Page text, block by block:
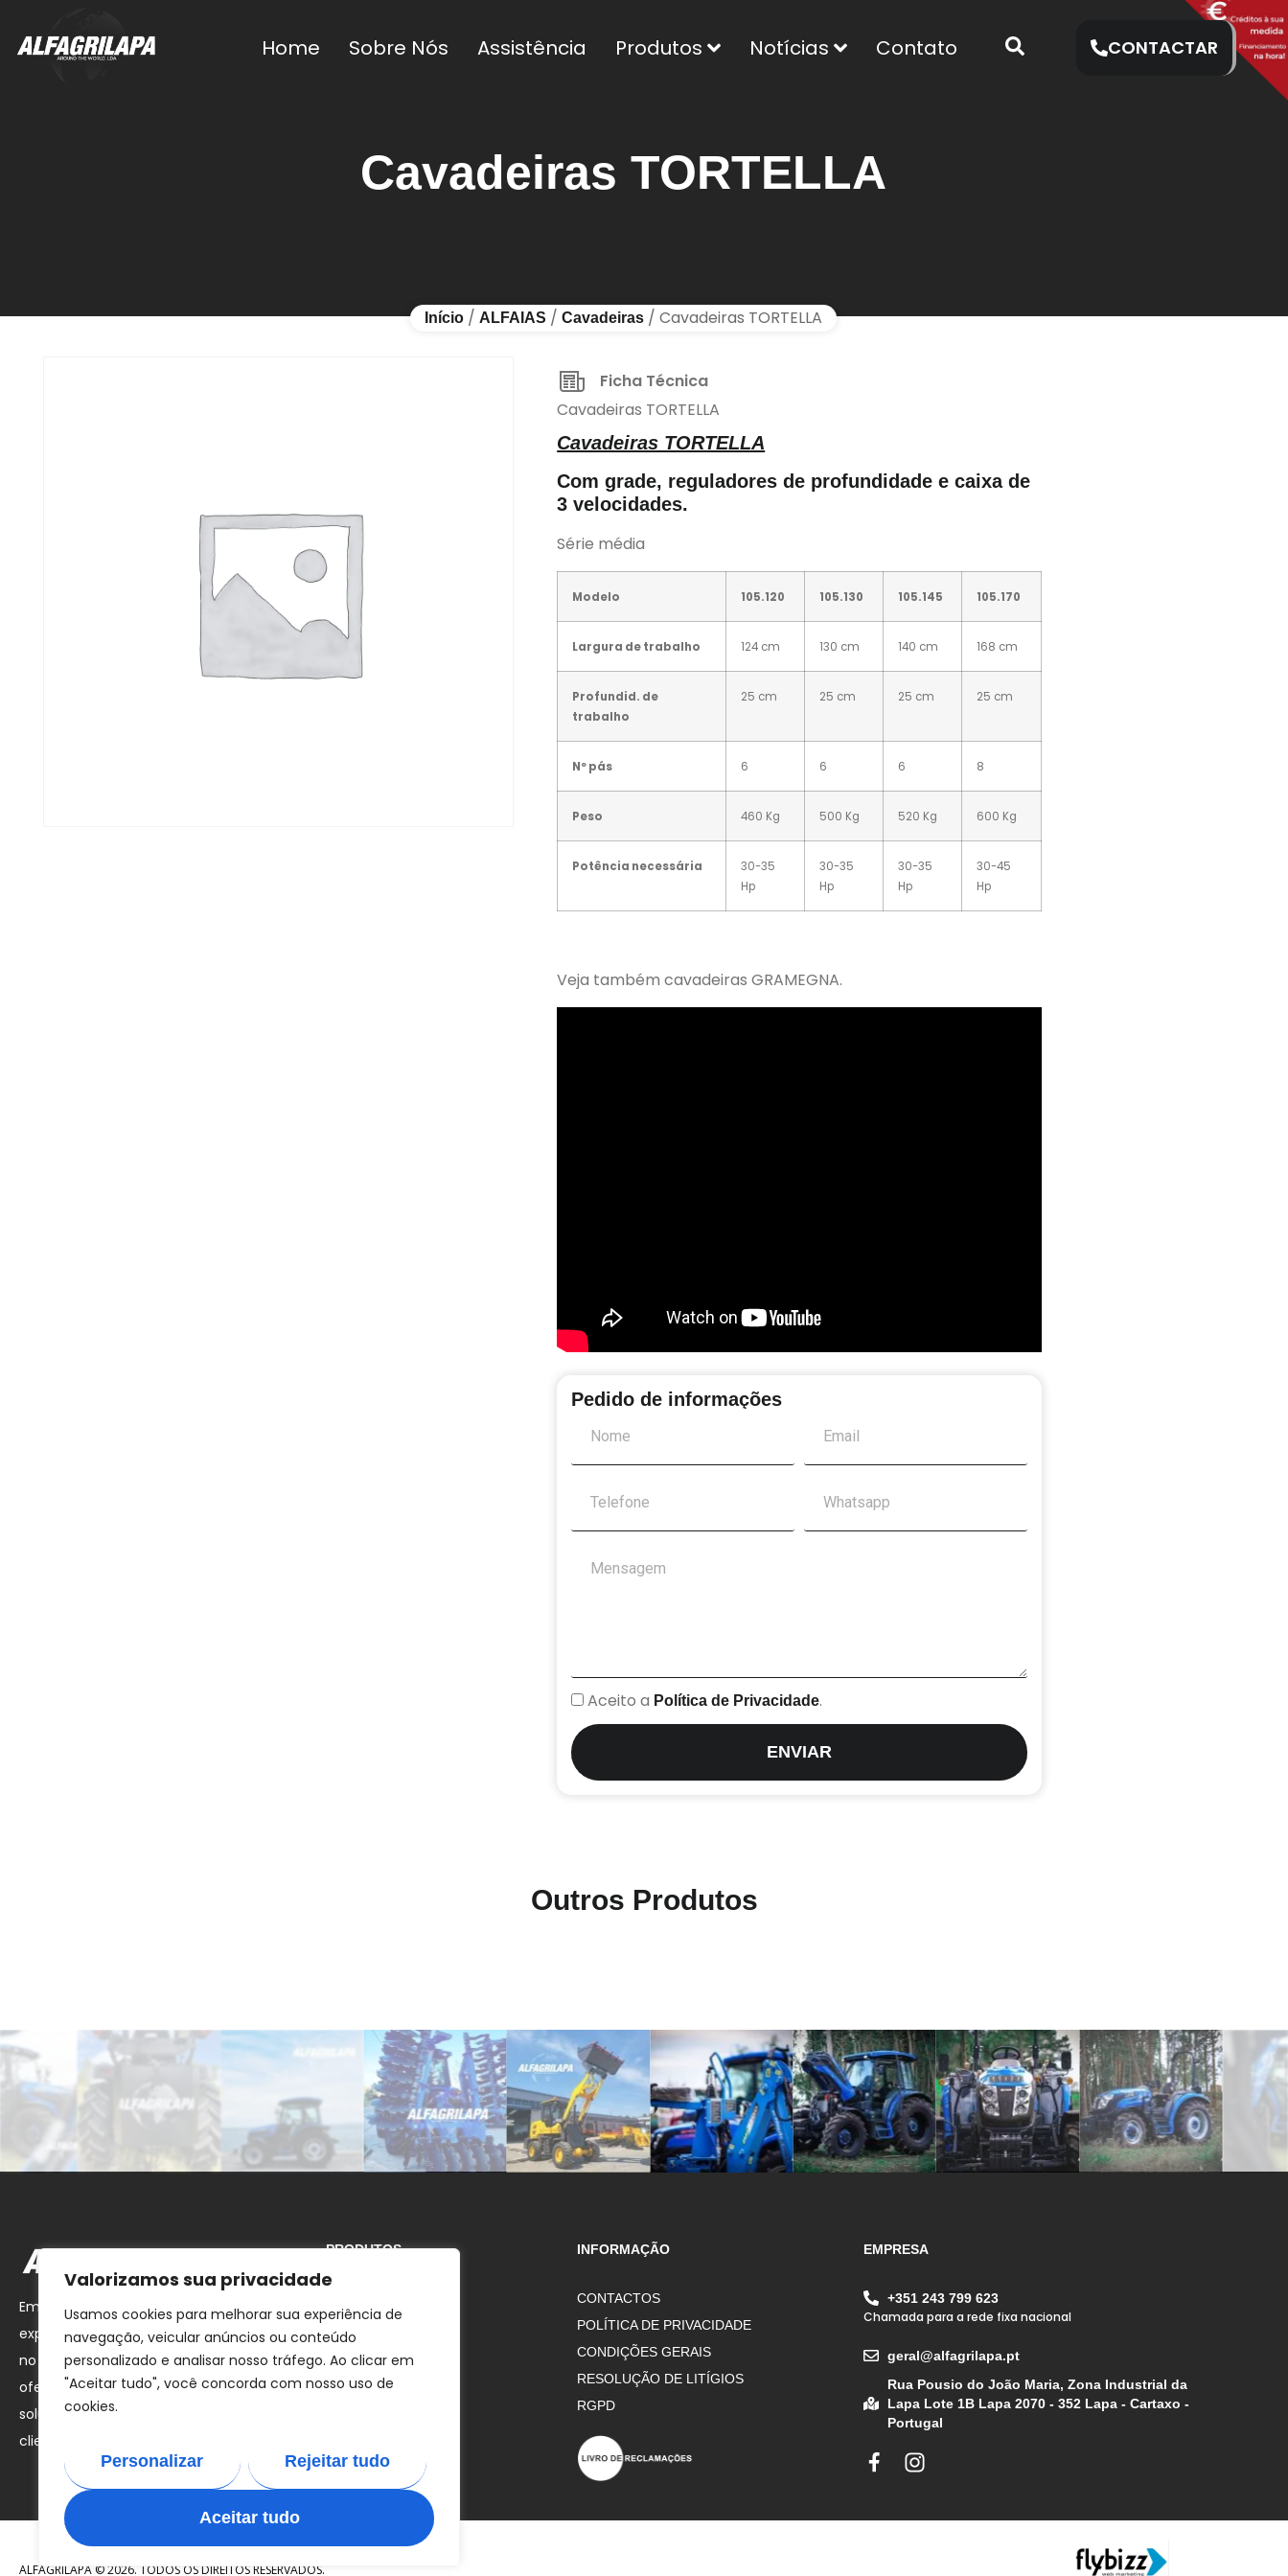
Valorizamos sua privacidade
Usamos cookies para melhorar sua experiência de
navegação, veicular anúncios ou conteúdo
personalizado e analisar nosso tráfego. Ao clicar em
"Aceitar tudo", você concorda com nosso uso de
cookies.
Personalizar Rejeitar tudo
Aceitar tudo
Home Sobre Nós Assistência Produtos Notícias Contato CONTACTAR
Cavadeiras TORTELLA
Início/ ALFAIAS / Cavadeiras/ Cavadeiras TORTELLA
Ficha Técnica
Cavadeiras TORTELLA
Cavadeiras TORTELLA
Com grade, reguladores de profundidade e caixa de
3 velocidades.
Série média
Modelo 105.120 105.130 105.145 105.170
Largura de trabalho 124 cm 130 cm 140 cm 168 cm
Profundid. de
trabalho
25 cm 25 cm 25 cm 25 cm
Nº pás 6 6 6 8
Peso 460 Kg 500 Kg 520 Kg 600 Kg
Potência necessária
30-35
Hp
30-35
Hp
30-35
Hp
30-45
Hp
Veja também cavadeiras GRAMEGNA.
Pedido de informações
Aceito a Política de Privacidade.
ENVIAR
Outros Produtos
Empresa com mais de 30 anos de
experiência, somos LÍDERES NACIONAIS
no nosso setor, comprometidos em
oferecer excelência, inovação e
soluções de qualidade aos nossos
clientes.
PRODUTOS
MERCHANDISING
INFORMAÇÃO
CONTACTOS
POLÍTICA DE PRIVACIDADE
CONDIÇÕES GERAIS
RESOLUÇÃO DE LITÍGIOS
RGPD
EMPRESA
+351 243 799 623
Chamada para a rede fixa nacional
geral@alfagrilapa.pt
Rua Pousio do João Maria, Zona Industrial da
Lapa Lote 1B Lapa 2070 - 352 Lapa - Cartaxo -
Portugal
ALFAGRILAPA © 2026. TODOS OS DIREITOS RESERVADOS.